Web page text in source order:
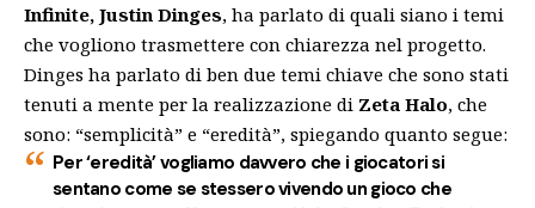
Infinite, Justin Dinges, ha parlato di quali siano i temi
che vogliono trasmettere con chiarezza nel progetto.
Dinges ha parlato di ben due temi chiave che sono stati
tenuti a mente per la realizzazione di Zeta Halo, che
sono: “semplicità” e “eredità”, spiegando quanto segue:
Per ‘eredità’ vogliamo davvero che i giocatori si
sentano come se stessero vivendo un gioco che